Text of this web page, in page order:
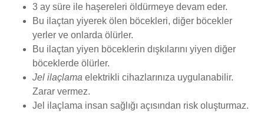
3 ay süre ile haşereleri öldürmeye devam eder.
Bu ilaçtan yiyerek ölen böcekleri, diğer böcekler
yerler ve onlarda ölürler.
Bu ilaçtan yiyen böceklerin dışkılarını yiyen diğer
böceklerde ölürler.
Jel ilaçlama elektrikli cihazlarınıza uygulanabilir.
Zarar vermez.
Jel ilaçlama insan sağlığı açısından risk oluşturmaz.